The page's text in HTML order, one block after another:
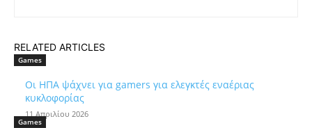
RELATED ARTICLES
Games
Οι ΗΠΑ ψάχνει για gamers για ελεγκτές εναέριας
κυκλοφορίας
11 Απριλίου 2026
Games